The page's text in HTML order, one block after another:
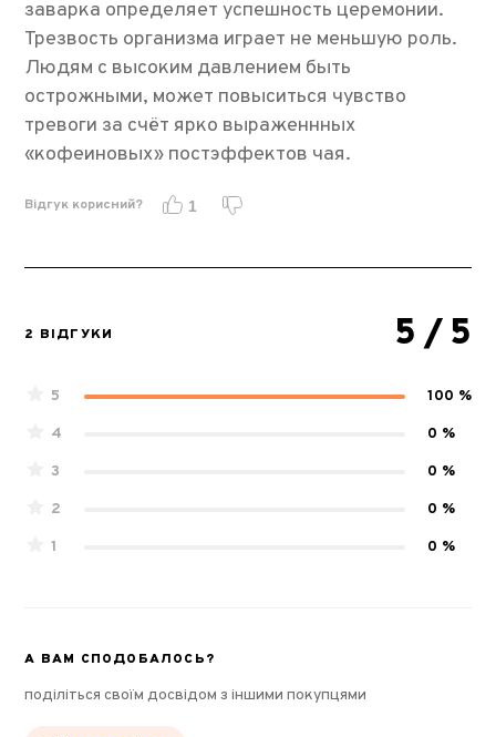
заварка определяет успешность церемонии.
Трезвость организма играет не меньшую роль.
Людям с высоким давлением быть
острожными, может повыситься чувство
тревоги за счёт ярко выраженнных
«кофеиновых» постэффектов чая.
Відгук корисний? 1
2 ВІДГУКИ 5 / 5
5
100 %
4
0 %
3
0 %
2
0 %
1
0 %
А ВАМ СПОДОБАЛОСЬ?
поділіться своїм досвідом з іншими покупцями